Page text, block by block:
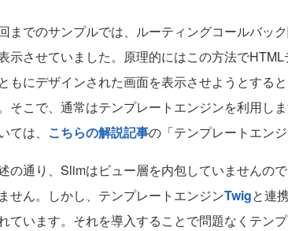
までのサンプルでは、ルーティングコールバッ
示させていました。原理的にはこの方法で
もにデザインされた画面を表示させようとする
そこで、通常はテンプレートエンジンを利用し
ては、 こちらの解説記事の「テンプレートエン
の通り、Slimはビュー層を内包していませんの
せん。しかし、テンプレートエンジンTwigと連
ています。それを導入することで問題なくテン